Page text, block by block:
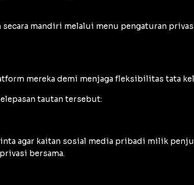
secara mandiri melalui menu pengaturan
mereka demi menjaga fleksibilitas tata
tautan tersebut:
agar kaitan sosial media pribadi milik
bersama.